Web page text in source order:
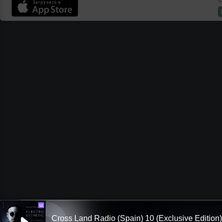
Ш
Cross Land Radio (Spain) 10 (Exclusive Edition)